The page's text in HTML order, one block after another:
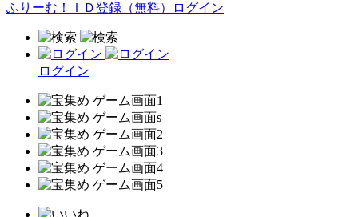
ふりーむ！ＩＤ登録（無料） ログイン
ログイン